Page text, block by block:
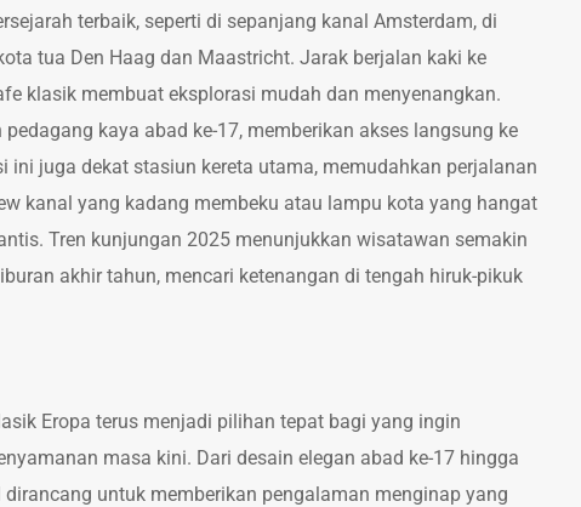
terbaik, seperti di sepanjang kanal Amsterdam, di
tua Den Haag dan Maastricht. Jarak berjalan kaki ke
klasik membuat eksplorasi mudah dan menyenangkan.
kaya abad ke-17, memberikan akses langsung ke
juga dekat stasiun kereta utama, memudahkan perjalanan
kanal yang kadang membeku atau lampu kota yang hangat
Tren kunjungan 2025 menunjukkan wisatawan semakin
akhir tahun, mencari ketenangan di tengah hiruk-pikuk
Eropa terus menjadi pilihan tepat bagi yang ingin
masa kini. Dari desain elegan abad ke-17 hingga
untuk memberikan pengalaman menginap yang